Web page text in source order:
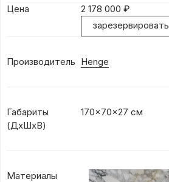
Цена 2 178 000 ₽
зарезервировать
Производитель Henge
Габариты
(ДхШхВ)
170x70x27 см
Материалы